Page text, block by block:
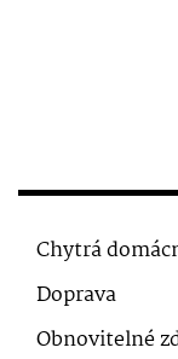
Chytrá
Doprava
Obnovitelné